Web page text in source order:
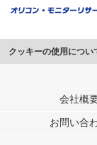
クッキーの使用につい
このサイトでは
行っています。
メディアや広告配信
各パートナーは、こ
会社概
お問い合